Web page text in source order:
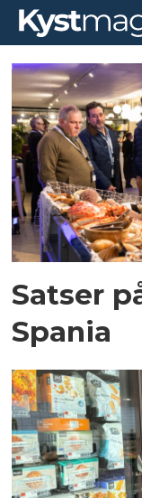
Tag:
skalldyr
Satser
Spania